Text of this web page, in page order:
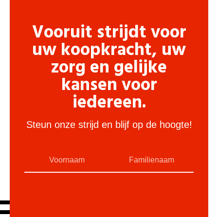
Vooruit strijdt voor
uw koopkracht, uw
zorg en gelijke
kansen voor
iedereen.
Steun onze strijd en blijf op de hoogte!